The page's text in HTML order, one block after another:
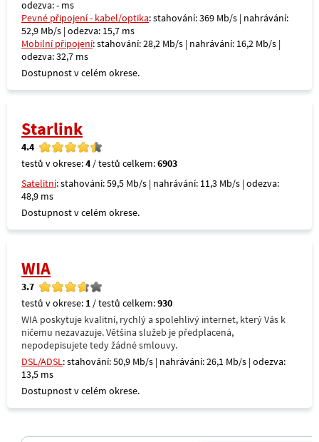
odezva: - ms
Pevné připojení - kabel/optika: stahování: 369 Mb/s | nahrávání:
52,9 Mb/s | odezva: 15,7 ms
Mobilní připojení: stahování: 28,2 Mb/s | nahrávání: 16,2 Mb/s |
odezva: 32,7 ms
Dostupnost v celém okrese.
Starlink
4.4
testů v okrese:4 / testů celkem:6903
Satelitní: stahování: 59,5 Mb/s | nahrávání: 11,3 Mb/s | odezva:
48,9 ms
Dostupnost v celém okrese.
WIA
3.7
testů v okrese: 1 / testů celkem:930
WIA poskytuje kvalitní, rychlý a spolehlivý internet, který Vás k
ničemu nezavazuje. Většina služeb je předplacená,
nepodepisujete tedy žádné smlouvy.
DSL/ADSL: stahování: 50,9 Mb/s | nahrávání: 26,1 Mb/s | odezva:
13,5 ms
Dostupnost v celém okrese.